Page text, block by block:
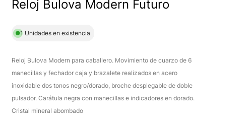
Reloj Bulova Modern Futuro
1 Unidades en existencia
Reloj Bulova Modern para caballero. Movimiento de cuarzo de 6
manecillas y fechador caja y brazalete realizados en acero
inoxidable dos tonos negro/dorado, broche desplegable de doble
pulsador. Carátula negra con manecillas e indicadores en dorado.
Cristal mineral abombado